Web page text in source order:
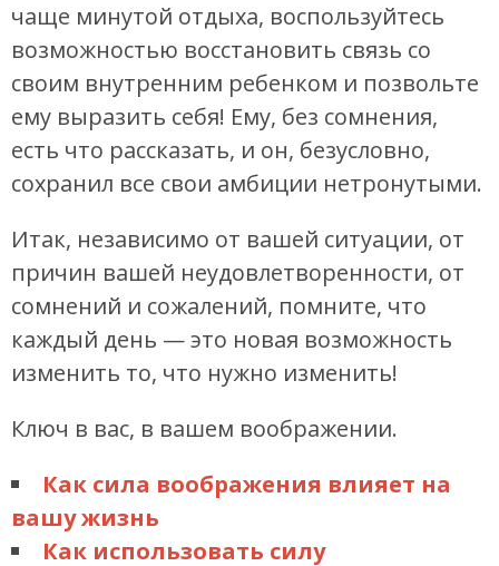
чаще минутой отдыха, воспользуйтесь
возможностью восстановить связь со
своим внутренним ребенком и позвольте
ему выразить себя! Ему, без сомнения,
есть что рассказать, и он, безусловно,
сохранил все свои амбиции нетронутыми.
Итак, независимо от вашей ситуации, от
причин вашей неудовлетворенности, от
сомнений и сожалений, помните, что
каждый день — это новая возможность
изменить то, что нужно изменить!
Ключ в вас, в вашем воображении.
Как сила воображения влияет на
вашу жизнь
Как использовать силу